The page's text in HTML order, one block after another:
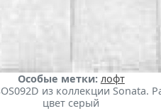
Особые метки: лофт
из коллекции Sonata.
цвет серый